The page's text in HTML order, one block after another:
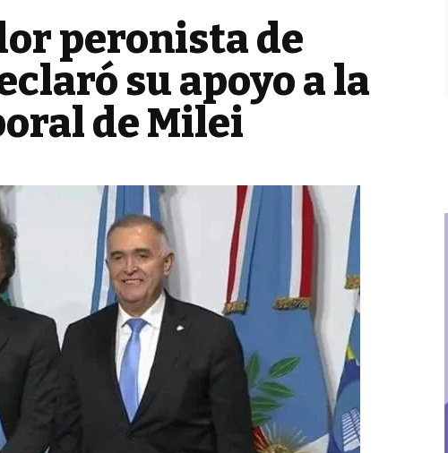
peronista de
su apoyo a la
de Milei